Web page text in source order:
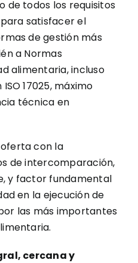
de todos los requisitos
satisfacer el
de gestión más
a Normas
alimentaria, incluso
17025, máximo
técnica en
con la
de intercomparación,
y factor fundamental
en la ejecución de
las más importantes
cercana y